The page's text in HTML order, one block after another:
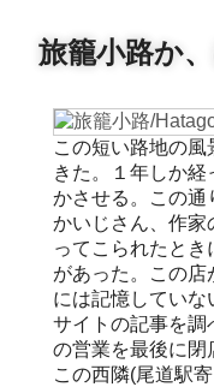
旅籠小路か
この短い路地の
きた。１年しか
かさせる。この通
かいじさん、作家
ってこられたとき
があった。この店
には記憶していな
サイトの記事を調
の営業を最後に閉
この西隣(尾道駅